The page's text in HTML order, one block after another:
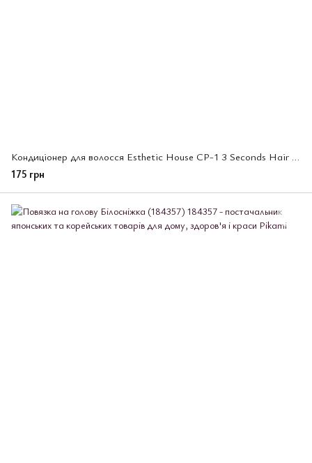
Кондиціонер для волосся Esthetic House CP-1 3 Seconds Hair Fill-Up Conditioner,100 мл (013774)
175 грн